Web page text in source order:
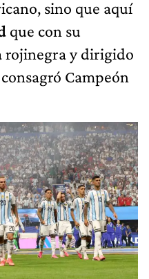
sino que aquí
que con su
rojinegra y dirigido
consagró Campeón